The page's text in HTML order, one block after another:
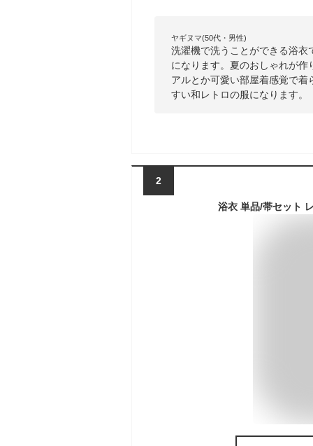
ヤギヌマ(50代・男性)
洗濯機で洗うことができる浴
になります。夏のおしゃれが
アルとか可愛い部屋着感覚で
すい和レトロの服になります。
2